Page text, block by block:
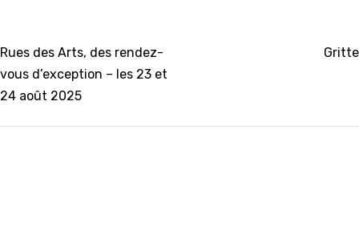
Navigation
de
l’article
Rues des Arts, des rendez-
vous d’exception – les 23 et
24 août 2025
Gritte